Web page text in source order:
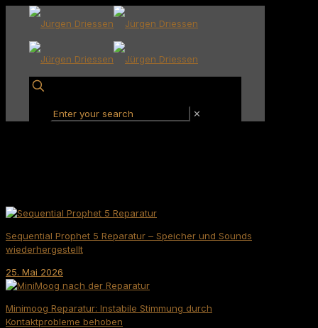
✕
Sequential Prophet 5 Reparatur – Speicher und Sounds
wiederhergestellt
25. Mai 2026
Minimoog Reparatur: Instabile Stimmung durch
Kontaktprobleme behoben